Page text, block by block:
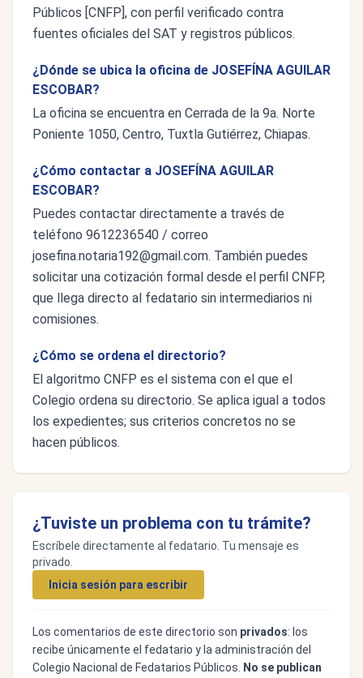
Públicos [CNFP], con perfil verificado contra
fuentes oficiales del SAT y registros públicos.
¿Dónde se ubica la oficina de JOSEFÍNA AGUILAR
ESCOBAR?
La oficina se encuentra en Cerrada de la 9a. Norte
Poniente 1050, Centro, Tuxtla Gutiérrez, Chiapas.
¿Cómo contactar a JOSEFÍNA AGUILAR
ESCOBAR?
Puedes contactar directamente a través de
teléfono 9612236540 / correo
josefina.notaria192@gmail.com. También puedes
solicitar una cotización formal desde el perfil CNFP,
que llega directo al fedatario sin intermediarios ni
comisiones.
¿Cómo se ordena el directorio?
El algoritmo CNFP es el sistema con el que el
Colegio ordena su directorio. Se aplica igual a todos
los expedientes; sus criterios concretos no se
hacen públicos.
¿Tuviste un problema con tu trámite?
Escríbele directamente al fedatario. Tu mensaje es
privado.
Inicia sesión para escribir
Los comentarios de este directorio son privados: los
recibe únicamente el fedatario y la administración del
Colegio Nacional de Fedatarios Públicos.
No se publican